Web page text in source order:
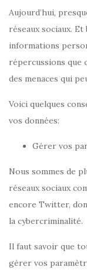
Aujourd’hui,
réseaux sociaux.
informations
répercussions
des menaces qui
Voici quelques
vos données:
Gérer vos
Nous sommes de
réseaux sociaux
encore Twitter,
la cybercriminalité.
Il faut savoir que
gérer vos